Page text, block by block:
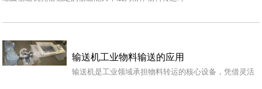
输送机工业物料输送的应用
输送机是工业领域承担物料转运的核心设备，凭借灵活